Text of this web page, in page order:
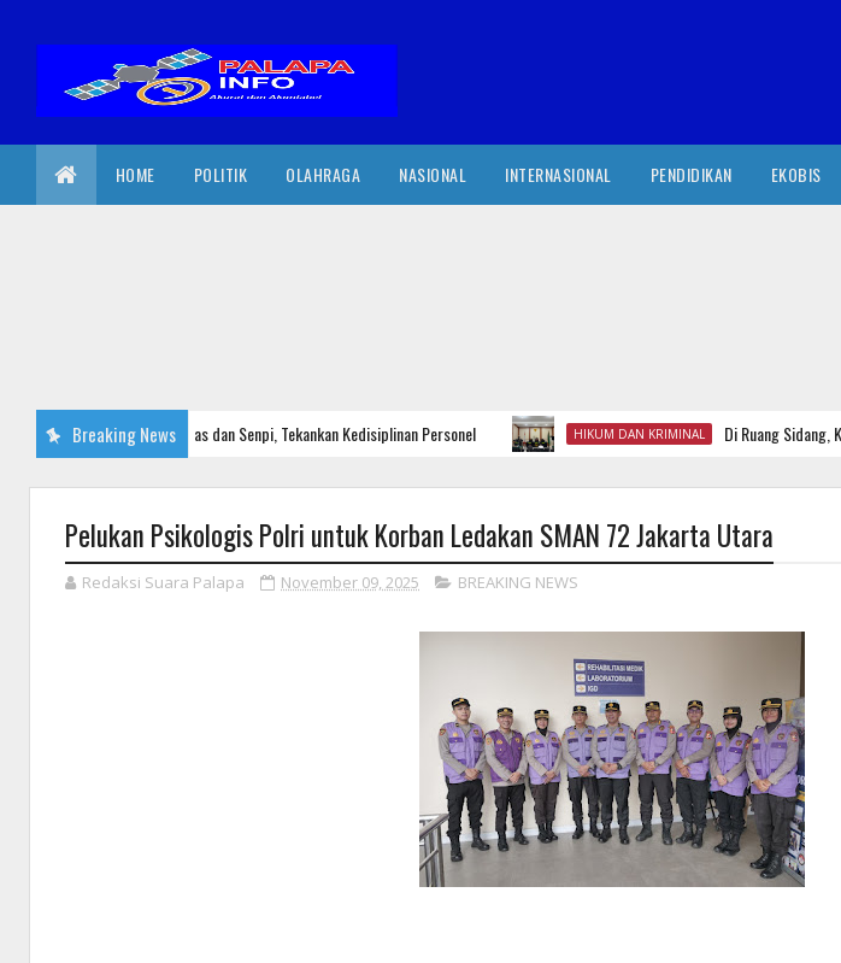
HOME POLITIK OLAHRAGA NASIONAL INTERNASIONAL PENDIDIKAN EKOBIS
Breaking News
Cek Kendaraan Dinas dan Senpi, Tekankan Kedisiplinan Personel HIKUM DAN KRIMINAL Di Ruang Sidang,
Pelukan Psikologis Polri untuk Korban Ledakan SMAN 72 Jakarta Utara
Redaksi Suara Palapa November 09, 2025 BREAKING NEWS